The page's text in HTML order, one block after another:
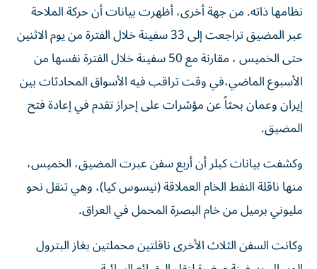
نظامها ذاته. من جهة أخرى، أظهرت بيانات أن حركة الملاحة
عبر المضيق تراجعت إلى 33 سفينة خلال الفترة من يوم الاثنين
حتى الخميس ، مقارنة مع 50 سفينة خلال الفترة نفسها من
الأسبوع الماضي،​في وقت تراقب فيه الأسواق المحادثات بين
إيران وعمان بحثاً ‌عن مؤشرات على إحراز ‌تقدم في إعادة فتح
المضيق.
وكشفت بيانات كبلر أن أربع سفن عبرت المضيق، الخميس،
منها ناقلة النفط الخام العملاقة (نيسوس ‌كيا)، وهي تنقل نحو
مليوني برميل من خام البصرة المحمل في العراق.
وكانت السفن الثلاث الأخرى ناقلتين محملتين بغاز البترول